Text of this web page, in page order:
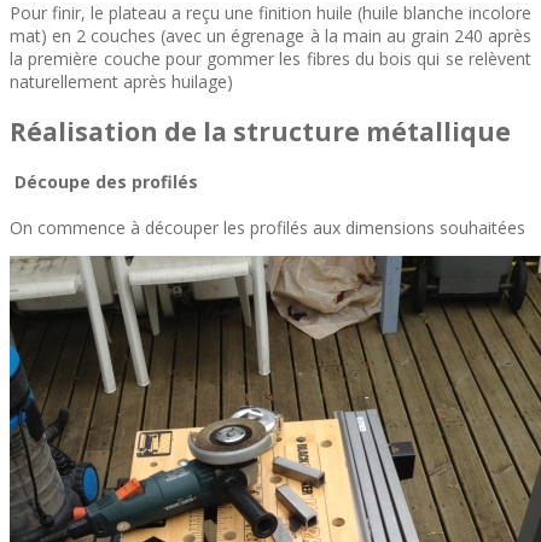
Pour finir, le plateau a reçu une finition huile (huile blanche incolore
mat) en 2 couches (avec un égrenage à la main au grain 240 après
la première couche pour gommer les fibres du bois qui se relèvent
naturellement après huilage)
Réalisation de la structure métallique
Découpe des profilés
On commence à découper les profilés aux dimensions souhaitées